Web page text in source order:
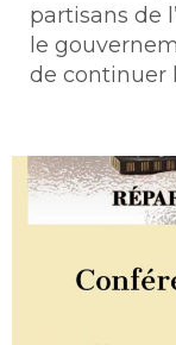
partisans de
le
de continuer